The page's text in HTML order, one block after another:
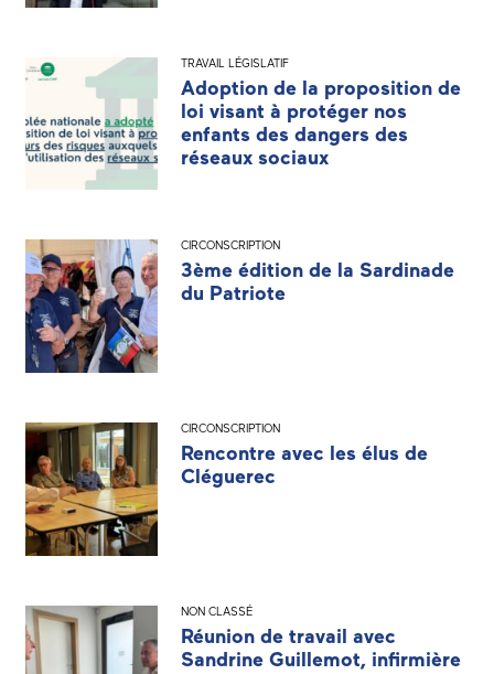
TRAVAIL LÉGISLATIF
Adoption de la proposition de
loi visant à protéger nos
enfants des dangers des
réseaux sociaux
CIRCONSCRIPTION
3ème édition de la Sardinade
du Patriote
CIRCONSCRIPTION
Rencontre avec les élus de
Cléguerec
NON CLASSÉ
Réunion de travail avec
Sandrine Guillemot, infirmière